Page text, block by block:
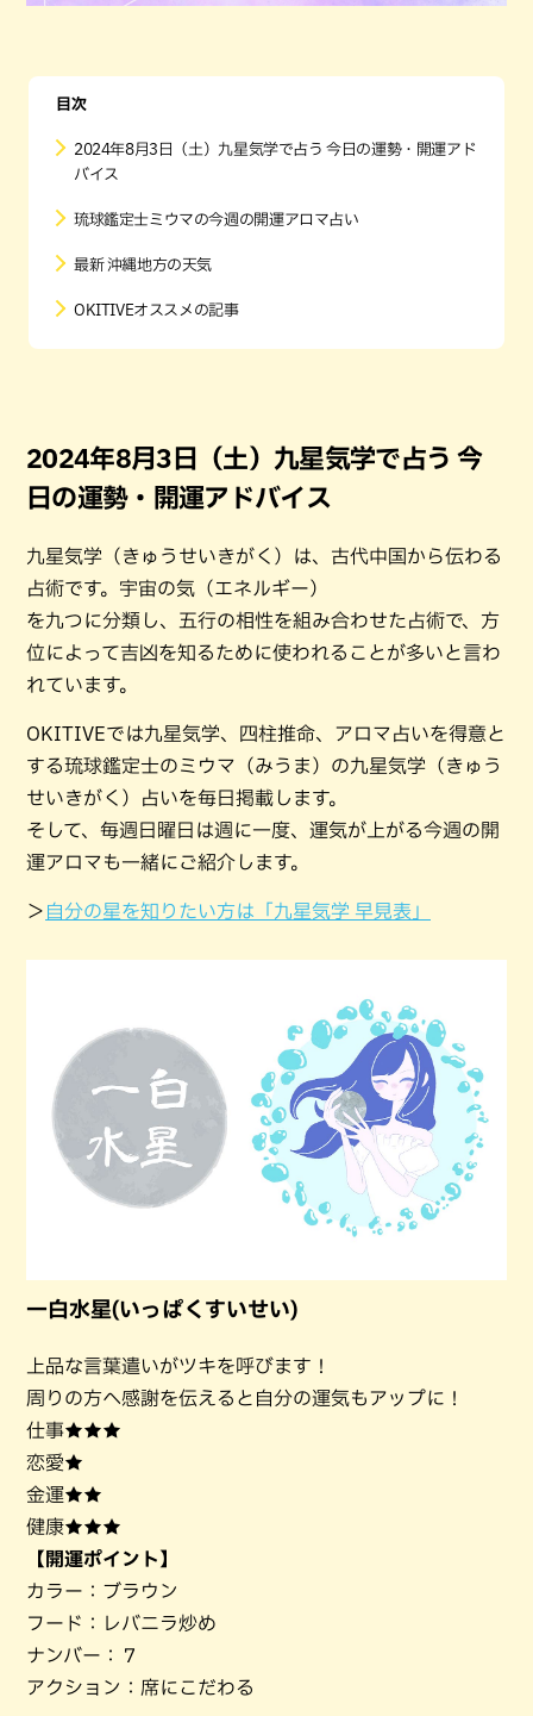
目次
2024年8月3日（土）九星気学で占う 今日の運勢・開運アド
バイス
琉球鑑定士ミウマの今週の開運アロマ占い
最新 沖縄地方の天気
OKITIVEオススメの記事
2024年8月3日（土）九星気学で占う 今
日の運勢・開運アドバイス
九星気学（きゅうせいきがく）は、古代中国から伝わる
占術です。宇宙の気（エネルギー）
を九つに分類し、五行の相性を組み合わせた占術で、方
位によって吉凶を知るために使われることが多いと言わ
れています。
OKITIVEでは九星気学、四柱推命、アロマ占いを得意と
する琉球鑑定士のミウマ（みうま）の九星気学（きゅう
せいきがく）占いを毎日掲載します。
そして、毎週日曜日は週に一度、運気が上がる今週の開
運アロマも一緒にご紹介します。
＞ 自分の星を知りたい方は「九星気学 早見表」
一白水星(いっぱくすいせい)
上品な言葉遣いがツキを呼びます！
周りの方へ感謝を伝えると自分の運気もアップに！
仕事★★★
恋愛★
金運★★
健康★★★
【開運ポイント】
カラー：ブラウン
フード：レバニラ炒め
ナンバー：７
アクション：席にこだわる